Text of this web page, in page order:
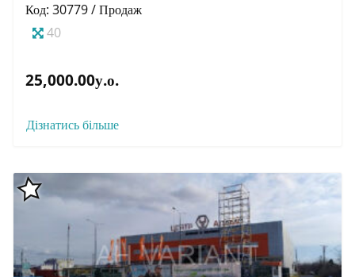
Код: 30779 / Продаж
40
25,000.00у.о.
Дізнатись більше